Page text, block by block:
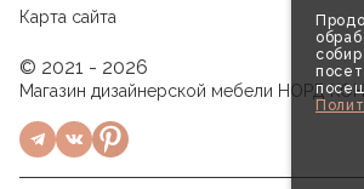
Карта сайта
© 2021 - 2026
Магазин дизайнерской мебели НОРД